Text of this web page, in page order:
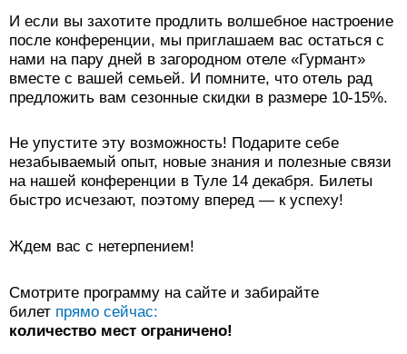
И если вы захотите продлить волшебное настроение
после конференции, мы приглашаем вас остаться с
нами на пару дней в загородном отеле «Гурмант»
вместе с вашей семьей. И помните, что отель рад
предложить вам сезонные скидки в размере 10-15%.
Не упустите эту возможность! Подарите себе
незабываемый опыт, новые знания и полезные связи
на нашей конференции в Туле 14 декабря. Билеты
быстро исчезают, поэтому вперед — к успеху!
Ждем вас с нетерпением!
Смотрите программу на сайте и забирайте
билет прямо сейчас:
количество мест ограничено!